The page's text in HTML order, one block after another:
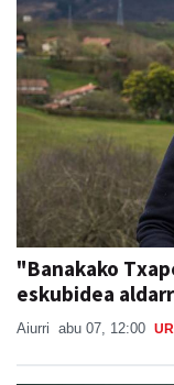
"Banakako
eskubidea
Aiurri abu 07, 12:00